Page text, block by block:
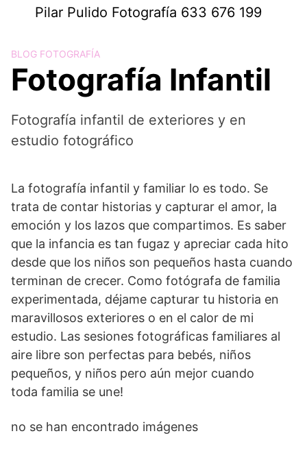
Pilar Pulido Fotografía 633 676 199
BLOG FOTOGRAFÍA
Fotografía Infantil
Fotografía infantil de exteriores y en
estudio fotográfico
La fotografía infantil y familiar lo es todo. Se
trata de contar historias y capturar el amor, la
emoción y los lazos que compartimos. Es saber
que la infancia es tan fugaz y apreciar cada hito
desde que los niños son pequeños hasta cuando
terminan de crecer. Como fotógrafa de familia
experimentada, déjame capturar tu historia en
maravillosos exteriores o en el calor de mi
estudio. Las sesiones fotográficas familiares al
aire libre son perfectas para bebés, niños
pequeños, y niños pero aún mejor cuando
toda familia se une!
no se han encontrado imágenes